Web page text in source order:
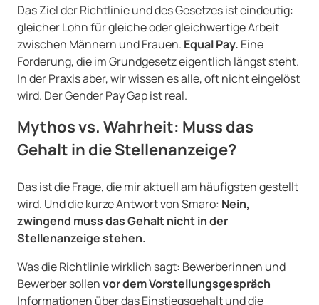
Das Ziel der Richtlinie und des Gesetzes ist eindeutig:
gleicher Lohn für gleiche oder gleichwertige Arbeit
zwischen Männern und Frauen. Equal Pay. Eine
Forderung, die im Grundgesetz eigentlich längst steht.
In der Praxis aber, wir wissen es alle, oft nicht eingelöst
wird. Der Gender Pay Gap ist real.
Mythos vs. Wahrheit: Muss das
Gehalt in die Stellenanzeige?
Das ist die Frage, die mir aktuell am häufigsten gestellt
wird. Und die kurze Antwort von Smaro: Nein,
zwingend muss das Gehalt nicht in der
Stellenanzeige stehen.
Was die Richtlinie wirklich sagt: Bewerberinnen und
Bewerber sollenvor dem Vorstellungsgespräch
Informationen über das Einstiegsgehalt und die